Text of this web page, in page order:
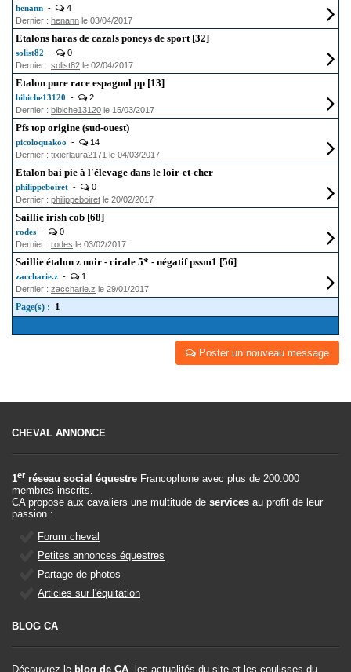
henann -
4
Dernier : henann le 03/04/2017
Etalons haras de cazals poneys de sport [32]
solist82 -
0
Dernier : solist82 le 02/04/2017
Etalon pure race espagnol pp [13]
bibiche13120 -
2
Dernier : bibiche13120 le 15/03/2017
Pfs top origine (sud-ouest)
picoloquakoo -
14
Dernier : tixierlaura2171 le 04/03/2017
Etalon bai pie à l'élevage dans le loir-et-cher
philippeboiret -
0
Dernier : philippeboiret le 20/02/2017
Saillie irish cob [68]
rodes -
0
Dernier : rodes le 03/02/2017
Saillie étalon z noir - cirale 5* - négatif pssm1 [56]
zaccharie.z -
1
Dernier : zaccharie.z le 29/01/2017
Page(s) : 1
Poster un nouveau message
CHEVAL ANNONCE
1er réseau social équestre Francophone avec plus de 200.000
membres inscrits.
CA propose aux cavaliers une multitude de services au profit de leur
passion :
Forum cheval
Petites annonces équestres
Partage de photos
Articles sur l'équitation
BLOG CA
Découvrez le blog de CA , les actualités du site et les coulisses du